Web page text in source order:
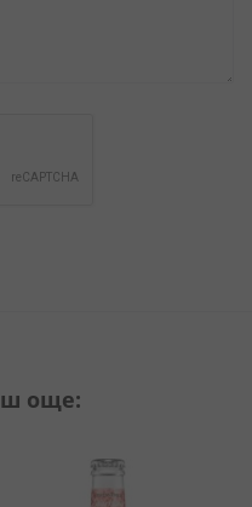
още: